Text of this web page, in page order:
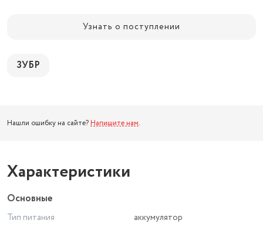
Узнать о поступлении
ЗУБР
Нашли ошибку на сайте? Напишите нам.
Характеристики
Основные
Тип питания
аккумулятор